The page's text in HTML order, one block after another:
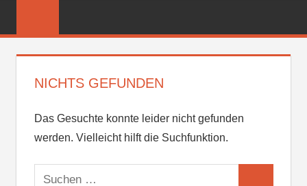
FEUERWEHR
NICHTS GEFUNDEN
Das Gesuchte konnte leider nicht gefunden
werden. Vielleicht hilft die Suchfunktion.
Suchen